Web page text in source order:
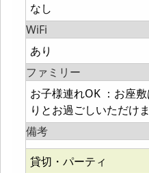
なし
WiFi
あり
ファミリー
お子様連れOK ：お座
りとお過ごしいただけま
備考
貸切・パーティ